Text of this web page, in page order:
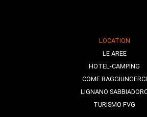
LOCATION
LE AREE
HOTEL-CAMPING
COME RAGGIUNGERCI
LIGNANO
TURISMO FVG